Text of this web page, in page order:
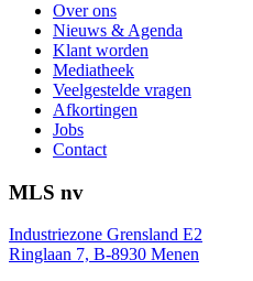
Over ons
Nieuws & Agenda
Klant worden
Mediatheek
Veelgestelde vragen
Afkortingen
Jobs
Contact
MLS nv
Industriezone Grensland E2
Ringlaan 7, B-8930 Menen